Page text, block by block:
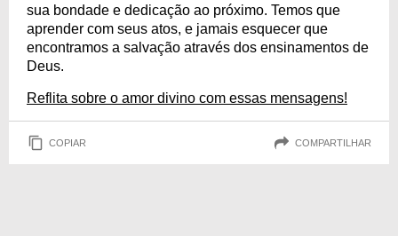
sua bondade e dedicação ao próximo. Temos que
aprender com seus atos, e jamais esquecer que
encontramos a salvação através dos ensinamentos de
Deus.
Reflita sobre o amor divino com essas mensagens!
COPIAR COMPARTILHAR